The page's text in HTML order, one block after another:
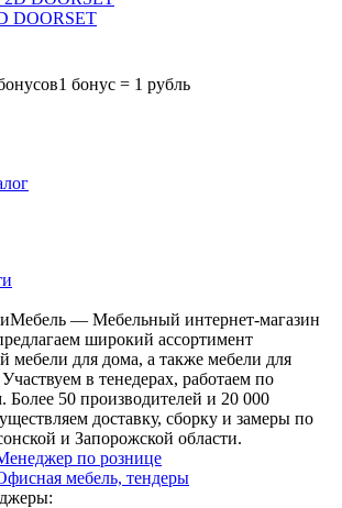
DOORSET
1 бонус = 1 рубль
— Мебельный интернет-магазин
широкий ассортимент
мебели для дома, а также мебели для
в тенедерах, работаем по
50 производителей и 20 000
доставку, сборку и замеры по
и Запорожской области.
по рознице
мебель, тендеры